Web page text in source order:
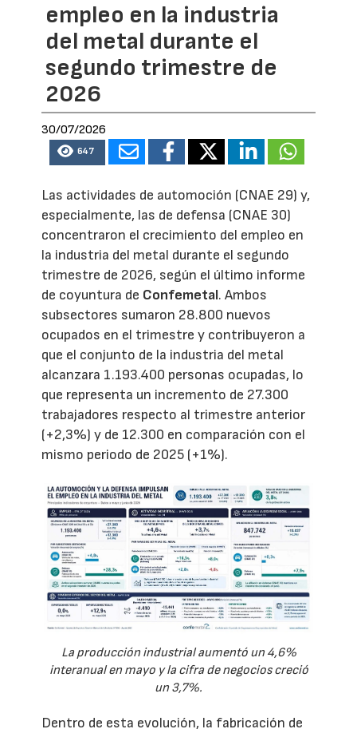
empleo en la industria
del metal durante el
segundo trimestre de
2026
30/07/2026
647
Las actividades de automoción (CNAE 29) y,
especialmente, las de defensa (CNAE 30)
concentraron el crecimiento del empleo en
la industria del metal durante el segundo
trimestre de 2026, según el último informe
de coyuntura de Confemetal. Ambos
subsectores sumaron 28.800 nuevos
ocupados en el trimestre y contribuyeron a
que el conjunto de la industria del metal
alcanzara 1.193.400 personas ocupadas, lo
que representa un incremento de 27.300
trabajadores respecto al trimestre anterior
(+2,3%) y de 12.300 en comparación con el
mismo periodo de 2025 (+1%).
La producción industrial aumentó un 4,6%
interanual en mayo y la cifra de negocios creció
un 3,7%.
Dentro de esta evolución, la fabricación de